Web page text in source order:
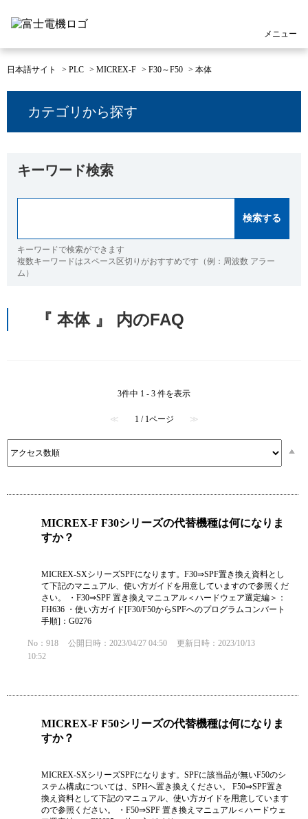
メニュー
日本語サイト > PLC > MICREX-F > F30～F50 > 本体
カテゴリから探す
キーワード検索
キーワードで検索ができます
複数キーワードはスペース区切りがおすすめです（例：周波数 アラー
ム）
『 本体 』 内のFAQ
3件中 1 - 3 件を表示
≪ 1 / 1ページ ≫
MICREX-F F30シリーズの代替機種は何になりま
すか？
MICREX-SXシリーズSPFになります。F30⇒SPF置き換え資料とし
て下記のマニュアル、使い方ガイドを用意していますので参照くだ
さい。 ・F30⇒SPF 置き換えマニュアル＜ハードウェア選定編＞：
FH636 ・使い方ガイド[F30/F50からSPFへのプログラムコンバート
手順]：G0276
No：918 公開日時：2023/04/27 04:50
更新日時：2023/10/13
10:52
MICREX-F F50シリーズの代替機種は何になりま
すか？
MICREX-SXシリーズSPFになります。SPFに該当品が無いF50のシ
ステム構成については、SPHへ置き換えください。 F50⇒SPF置き
換え資料として下記のマニュアル、使い方ガイドを用意しています
ので参照ください。 ・F50⇒SPF 置き換えマニュアル＜ハードウェ